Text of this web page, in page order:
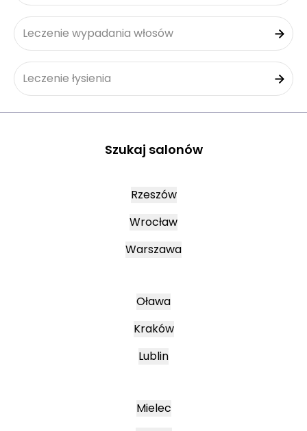
Leczenie wypadania włosów
Leczenie łysienia
Szukaj salonów
Rzeszów
Wrocław
Warszawa
Oława
Kraków
Lublin
Mielec